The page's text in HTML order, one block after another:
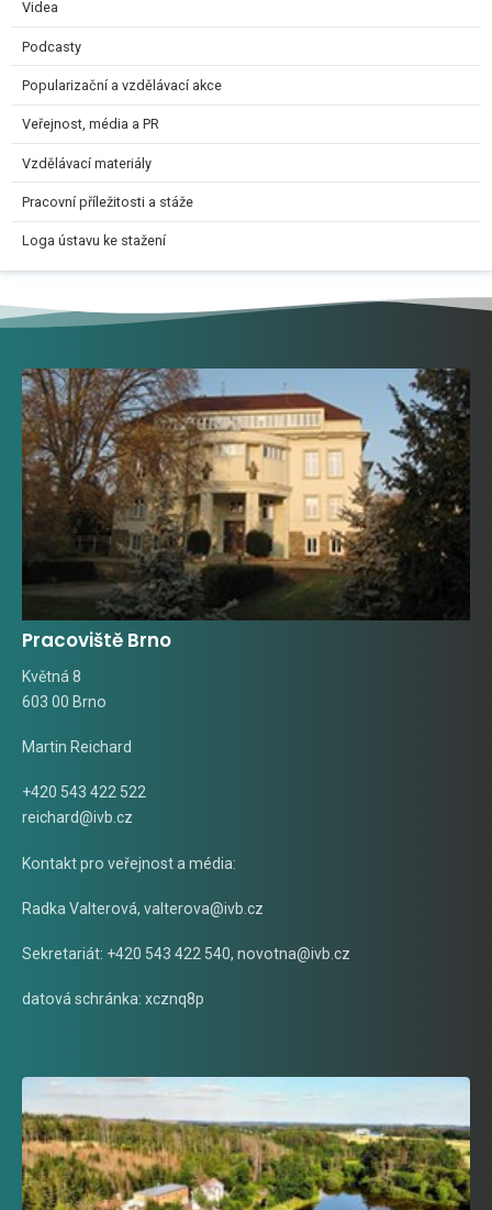
Videa
Podcasty
Popularizační a vzdělávací akce
Veřejnost, média a PR
Vzdělávací materiály
Pracovní příležitosti a stáže
Loga ústavu ke stažení
Pracoviště Brno
Květná 8
603 00 Brno
Martin Reichard
+420 543 422 522
reichard@ivb.cz
Kontakt pro veřejnost a média:
Radka Valterová, valterova@ivb.cz
Sekretariát: +420 543 422 540, novotna@ivb.cz
datová schránka: xcznq8p